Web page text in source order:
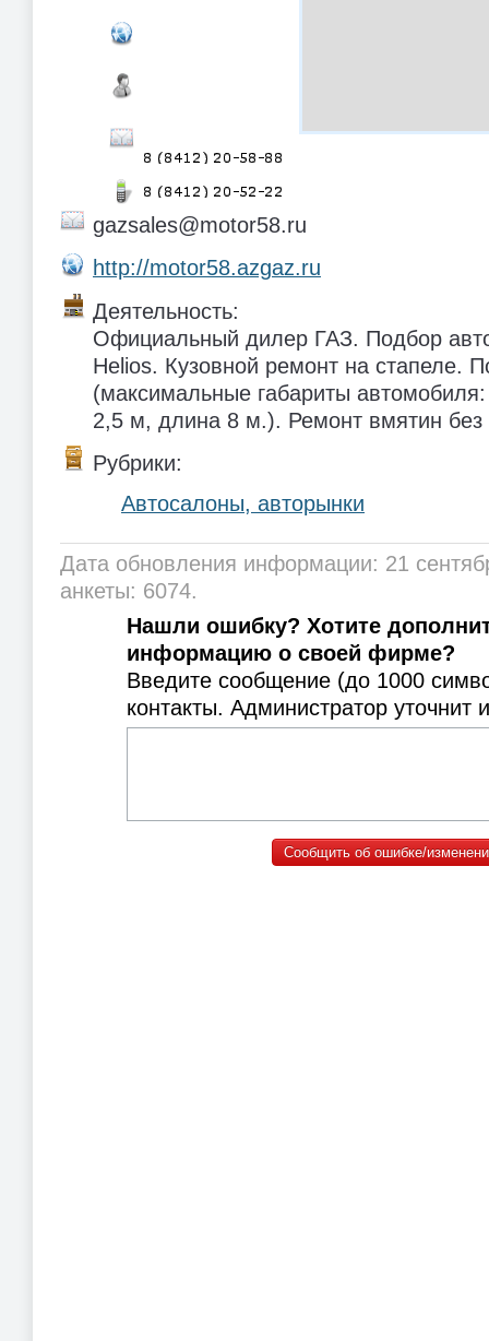
gazsales@motor58.ru
http://motor58.azgaz.ru
Деятельность:
Официальный дилер ГАЗ. Подбор
Helios. Кузовной ремонт на стапеле.
(максимальные габариты
2,5 м, длина 8 м.). Ремонт вмятин без
Рубрики:
Автосалоны, авторынки
Дата обновления информации: 21
анкеты: 6074.
Нашли ошибку? Хотите
информацию о своей фирме?
Введите сообщение (до 1000
контакты. Администратор